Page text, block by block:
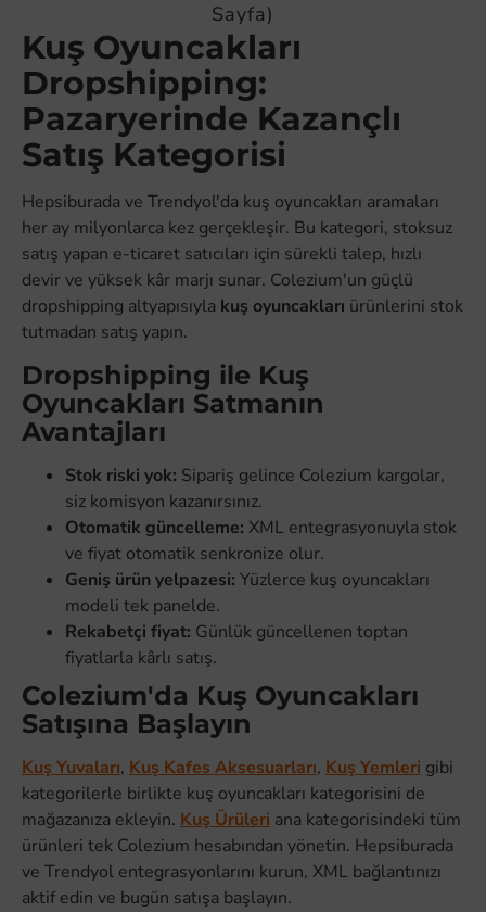
Sayfa)
Kuş Oyuncakları
Dropshipping:
Pazaryerinde Kazançlı
Satış Kategorisi
Hepsiburada ve Trendyol'da kuş oyuncakları aramaları
her ay milyonlarca kez gerçekleşir. Bu kategori, stoksuz
satış yapan e-ticaret satıcıları için sürekli talep, hızlı
devir ve yüksek kâr marjı sunar. Colezium'un güçlü
dropshipping altyapısıyla kuş oyuncakları ürünlerini stok
tutmadan satış yapın.
Dropshipping ile Kuş
Oyuncakları Satmanın
Avantajları
Stok riski yok: Sipariş gelince Colezium kargolar,
siz komisyon kazanırsınız.
Otomatik güncelleme: XML entegrasyonuyla stok
ve fiyat otomatik senkronize olur.
Geniş ürün yelpazesi: Yüzlerce kuş oyuncakları
modeli tek panelde.
Rekabetçi fiyat: Günlük güncellenen toptan
fiyatlarla kârlı satış.
Colezium'da Kuş Oyuncakları
Satışına Başlayın
Kuş Yuvaları, Kuş Kafes Aksesuarları, Kuş Yemleri gibi
kategorilerle birlikte kuş oyuncakları kategorisini de
mağazanıza ekleyin. Kuş Ürüleri ana kategorisindeki tüm
ürünleri tek Colezium hesabından yönetin. Hepsiburada
ve Trendyol entegrasyonlarını kurun, XML bağlantınızı
aktif edin ve bugün satışa başlayın.